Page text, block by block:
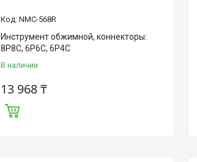
NMC-568R
Инструмент обжимной, коннекторы:
8P8C, 6P6C, 6P4C
В наличии
13 968 ₸